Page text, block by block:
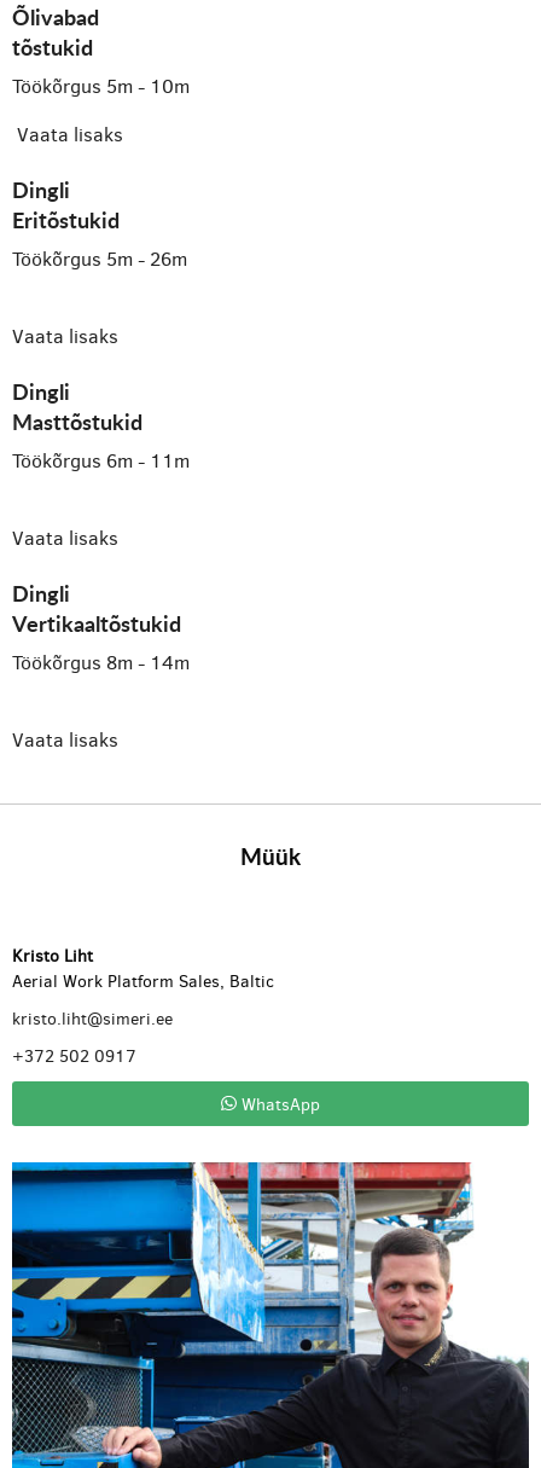
Õlivabad
tõstukid
Töökõrgus 5m - 10m
Vaata lisaks
Dingli
Eritõstukid
Töökõrgus 5m - 26m
Vaata lisaks
Dingli
Masttõstukid
Töökõrgus 6m - 11m
Vaata lisaks
Dingli
Vertikaaltõstukid
Töökõrgus 8m - 14m
Vaata lisaks
Müük
Kristo Liht
Aerial Work Platform Sales, Baltic
kristo.liht@simeri.ee
+372 502 0917
WhatsApp